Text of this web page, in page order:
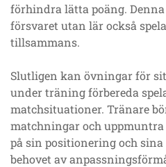
förhindra lätta poäng.
försvaret utan lär också
tillsammans.
Slutligen kan övningar för
under träning förbereda
matchsituationer. Tränare
matchningar och
på sin positionering och
behovet av